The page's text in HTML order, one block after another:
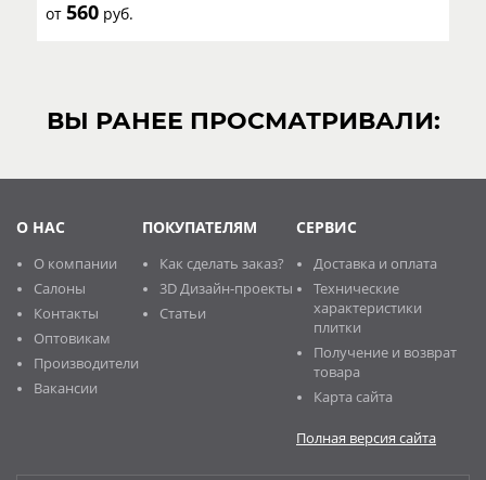
от 560 руб.
ВЫ РАНЕЕ ПРОСМАТРИВАЛИ:
О НАС
О компании
Салоны
Контакты
Оптовикам
Производители
Вакансии
ПОКУПАТЕЛЯМ
Как сделать заказ?
3D Дизайн-проекты
Статьи
СЕРВИС
Доставка и оплата
Технические
характеристики
плитки
Получение и возврат
товара
Карта сайта
Полная версия сайта